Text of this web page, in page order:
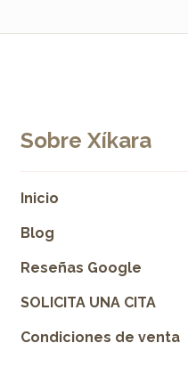
Sobre Xíkara
Inicio
Blog
Reseñas Google
SOLICITA UNA CITA
Condiciones de venta